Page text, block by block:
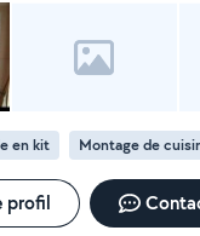
gentillesse. C’est une
engagements et respecte
en plus, ses tarifs sont très
suis entièrement
et je le recommande
pour votre sérieux et
en kit Montage de
profil